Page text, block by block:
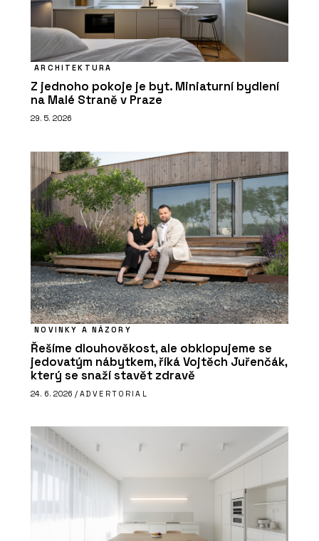
ARCHITEKTURA
Z jednoho pokoje je byt. Miniaturní bydlení
na Malé Straně v Praze
29. 5. 2026
NOVINKY A NÁZORY
Řešíme dlouhověkost, ale obklopujeme se
jedovatým nábytkem, říká Vojtěch Juřenčák,
který se snaží stavět zdravě
24. 6. 2026 / ADVERTORIAL